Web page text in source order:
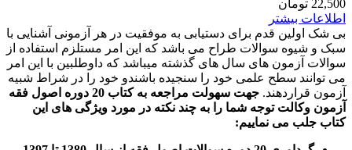
22,500 تومان
اطلاعات بیشتر
بی شک اولین قدم برای دستیابی به موفقیت در هر آزمونی آشنایی با
سبک و شیوه سوالات طراح می باشد که این امر مستلزم استفاده از
سوالات آزمون های سال های گذشته میباشد که داوطلبین با این امر
می توانند سطح علمی خود را سنجیده باشندو خود را در شراط شبیه
آزمون قراردهند.
جهت سهولت مراجعه به کتاب 20 دوره اصول فقه
آزمون وکالت توجه شما را به چند نکته در مورد ویژگی های این
کتاب جلب می نماییم: